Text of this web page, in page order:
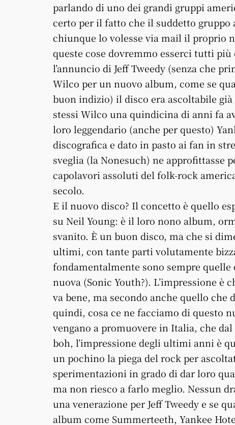
parlando di uno dei grandi gruppi
certo per il fatto che il suddetto gruppo
chiunque lo volesse via mail il proprio
queste cose dovremmo esserci tutti
l’annuncio di Jeff Tweedy (senza che
Wilco per un nuovo album, come se
buon indizio) il disco era ascoltabile
stessi Wilco una quindicina di anni fa
loro leggendario (anche per questo)
discografica e dato in pasto ai fan in
sveglia (la Nonesuch) ne approfittasse
capolavori assoluti del folk-rock
secolo.
E il nuovo disco? Il concetto è quello
su Neil Young: è il loro nono album,
svanito. È un buon disco, ma che si
ultimi, con tante parti volutamente
fondamentalmente sono sempre
nuova (Sonic Youth?). L’impressione è
va bene, ma secondo anche quello
quindi, cosa ce ne facciamo di questo
vengano a promuovere in Italia, che
boh, l’impressione degli ultimi anni è
un pochino la piega del rock per
sperimentazioni in grado di dar loro
ma non riesco a farlo meglio. Nessun
una venerazione per Jeff Tweedy e se
album come Summerteeth, Yankee